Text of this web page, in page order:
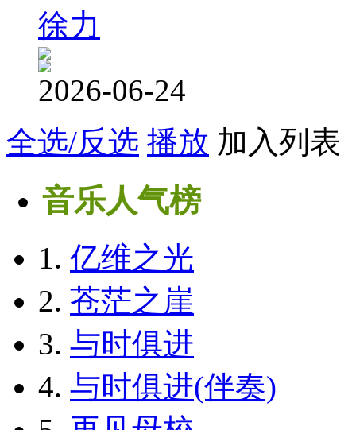
徐力
2026-06-24
全选/反选 播放 加入列表
音乐人气榜
1. 亿维之光
2. 苍茫之崖
3. 与时俱进
4. 与时俱进(伴奏)